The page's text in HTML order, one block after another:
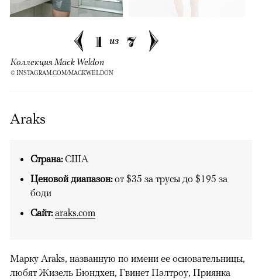
1 из 7
Коллекция Mack Weldon
© INSTAGRAM.COM/MACKWELDON
Araks
Страна:США
Ценовой диапазон:от $35 за трусы до $195 за
боди
Сайт:araks.com
Марку Araks, названную по имени ее основательницы,
любят Жизель Бюндхен, Гвинет Пэлтроу, Приянка